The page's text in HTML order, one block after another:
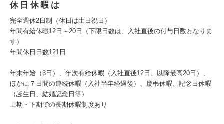
休日休暇は
完全週休2日制（休日は土日祝日）
年間有給休暇12日～20日（下限日数は、入社直後の付与日数となりま
す）
年間休日日数121日
年末年始（3日）、年次有給休暇（入社直後12日、以降最高20日）、
ほかに７日間の連続休暇（入社半年経過後）、慶弔休暇、記念日休暇
（誕生日、結婚記念日等）
上期・下期での長期休暇制度あり